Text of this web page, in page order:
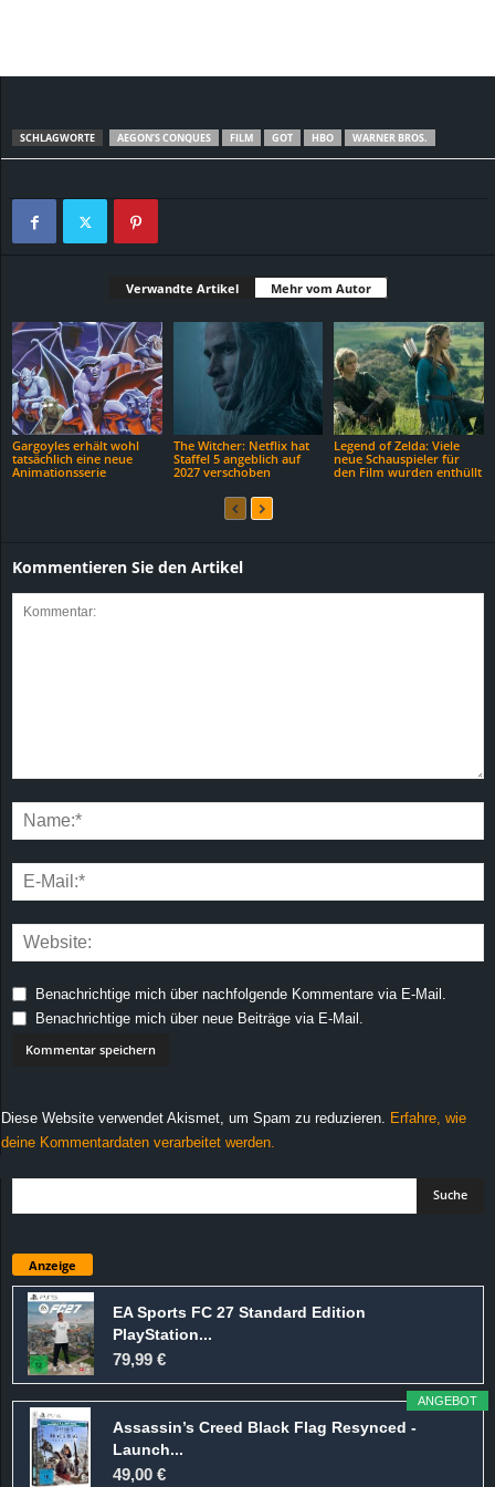
SCHLAGWORTE AEGON’S CONQUES FILM GOT HBO WARNER BROS.
Verwandte Artikel Mehr vom Autor
Gargoyles erhält wohl
tatsächlich eine neue
Animationsserie
The Witcher: Netflix hat
Staffel 5 angeblich auf
2027 verschoben
Legend of Zelda: Viele
neue Schauspieler für
den Film wurden enthüllt
Kommentieren Sie den Artikel
Benachrichtige mich über nachfolgende Kommentare via E-Mail.
Benachrichtige mich über neue Beiträge via E-Mail.
Diese Website verwendet Akismet, um Spam zu reduzieren.
Erfahre, wie
deine Kommentardaten verarbeitet werden.
Anzeige
EA Sports FC 27 Standard Edition
PlayStation...
79,99 €
ANGEBOT
Assassin’s Creed Black Flag Resynced -
Launch...
49,00 €